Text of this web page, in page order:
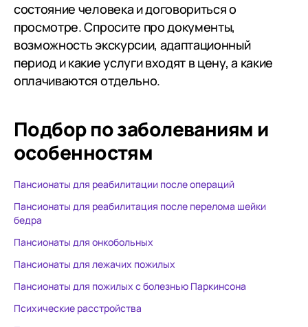
состояние человека и договориться о
просмотре. Спросите про документы,
возможность экскурсии, адаптационный
период и какие услуги входят в цену, а какие
оплачиваются отдельно.
Подбор по заболеваниям и
особенностям
Пансионаты для реабилитации после операций
Пансионаты для реабилитация после перелома шейки
бедра
Пансионаты для онкобольных
Пансионаты для лежачих пожилых
Пансионаты для пожилых с болезнью Паркинсона
Психические расстройства